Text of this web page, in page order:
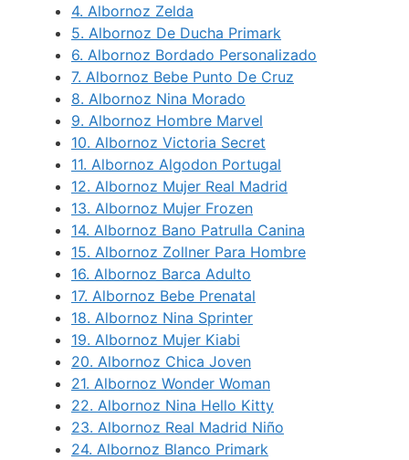
4. Albornoz Zelda
5. Albornoz De Ducha Primark
6. Albornoz Bordado Personalizado
7. Albornoz Bebe Punto De Cruz
8. Albornoz Nina Morado
9. Albornoz Hombre Marvel
10. Albornoz Victoria Secret
11. Albornoz Algodon Portugal
12. Albornoz Mujer Real Madrid
13. Albornoz Mujer Frozen
14. Albornoz Bano Patrulla Canina
15. Albornoz Zollner Para Hombre
16. Albornoz Barca Adulto
17. Albornoz Bebe Prenatal
18. Albornoz Nina Sprinter
19. Albornoz Mujer Kiabi
20. Albornoz Chica Joven
21. Albornoz Wonder Woman
22. Albornoz Nina Hello Kitty
23. Albornoz Real Madrid Niño
24. Albornoz Blanco Primark